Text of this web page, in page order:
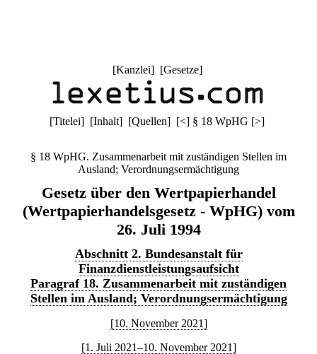
[Kanzlei] [Gesetze]
[Titelei] [Inhalt] [Quellen] [<] § 18 WpHG [>]
§ 18 WpHG. Zusammenarbeit mit zuständigen Stellen im
Ausland; Verordnungsermächtigung
Gesetz über den Wertpapierhandel
(Wertpapierhandelsgesetz - WpHG) vom
26. Juli 1994
Abschnitt 2. Bundesanstalt für
Finanzdienstleistungsaufsicht
Paragraf 18. Zusammenarbeit mit zuständigen
Stellen im Ausland; Verordnungsermächtigung
[10. November 2021]
[1. Juli 2021–10. November 2021]